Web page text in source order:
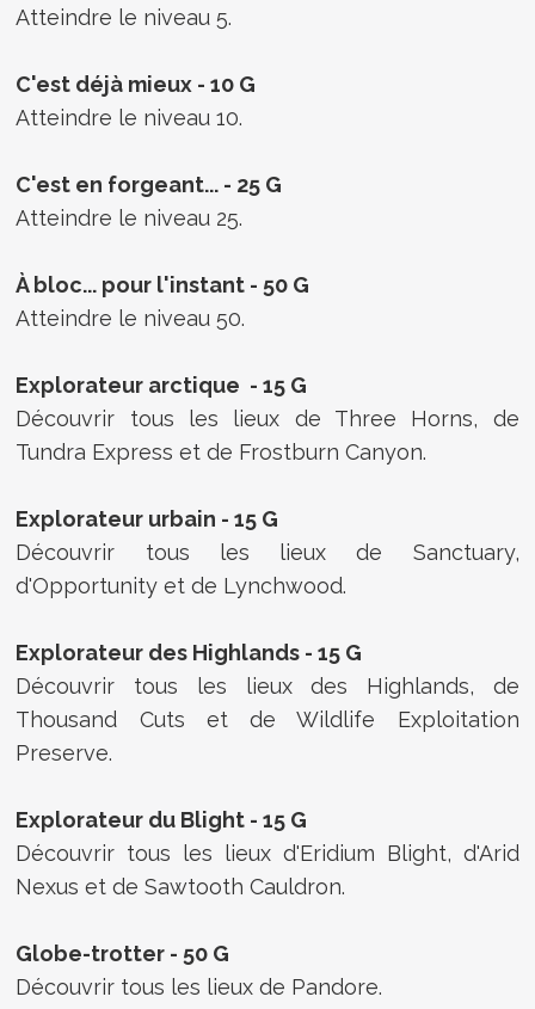
Atteindre le niveau 5.
C'est déjà mieux - 10 G
Atteindre le niveau 10.
C'est en forgeant... - 25 G
Atteindre le niveau 25.
À bloc... pour l'instant - 50 G
Atteindre le niveau 50.
Explorateur arctique - 15 G
Découvrir tous les lieux de Three Horns, de
Tundra Express et de Frostburn Canyon.
Explorateur urbain - 15 G
Découvrir tous les lieux de Sanctuary,
d'Opportunity et de Lynchwood.
Explorateur des Highlands - 15 G
Découvrir tous les lieux des Highlands, de
Thousand Cuts et de Wildlife Exploitation
Preserve.
Explorateur du Blight - 15 G
Découvrir tous les lieux d'Eridium Blight, d'Arid
Nexus et de Sawtooth Cauldron.
Globe-trotter - 50 G
Découvrir tous les lieux de Pandore.